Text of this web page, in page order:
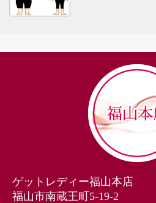
ゲットレディー福山本店
福山市南蔵王町5-19-2